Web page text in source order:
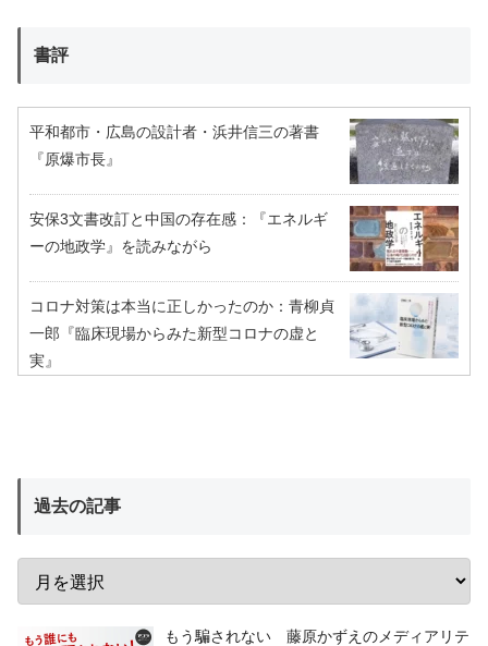
書評
平和都市・広島の設計者・浜井信三の著書
『原爆市長』
安保3文書改訂と中国の存在感：『エネルギ
ーの地政学』を読みながら
コロナ対策は本当に正しかったのか：青柳貞
一郎『臨床現場からみた新型コロナの虚と
実』
過去の記事
もう騙されない 藤原かずえのメディアリテ